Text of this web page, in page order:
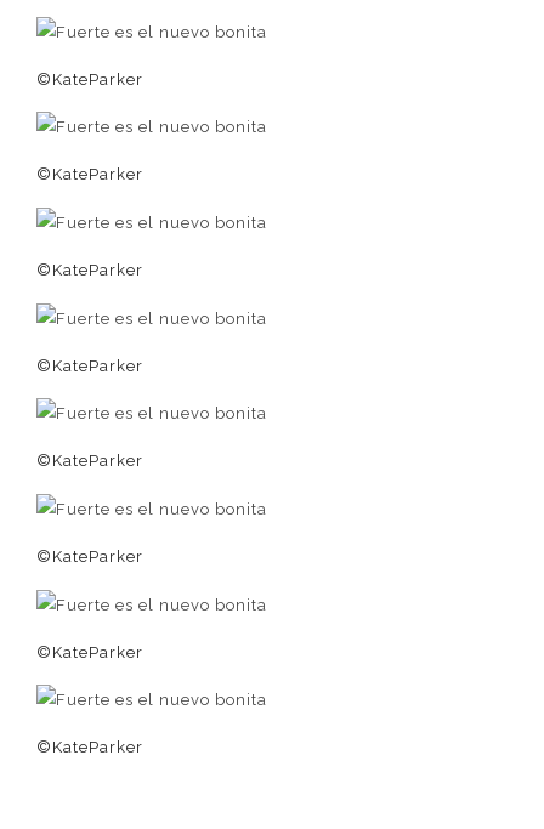
©KateParker
©KateParker
©KateParker
©KateParker
©KateParker
©KateParker
©KateParker
©KateParker